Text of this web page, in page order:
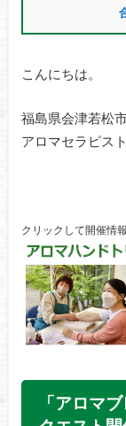
こんにちは。
福島県会津若松
アロマセラピス
クリックして開催情
「アロマ